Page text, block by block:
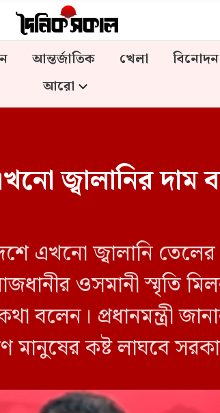
আন্তর্জাতিক খেলা বিনোদন
আরো
জ্বালানির দাম
এখনো জ্বালানি
ওসমানী স্মৃতি
বলেন। প্রধানমন্ত্রী
মানুষের কষ্ট লাঘবে